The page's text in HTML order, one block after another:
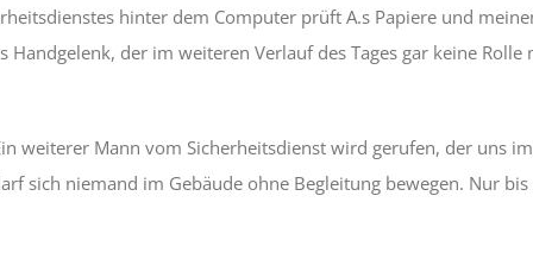
hinter dem Computer prüft A.s Papiere und
Handgelenk, der im weiteren Verlauf des Tages gar keine
weiterer Mann vom Sicherheitsdienst wird gerufen, der uns
sich niemand im Gebäude ohne Begleitung bewegen. Nur